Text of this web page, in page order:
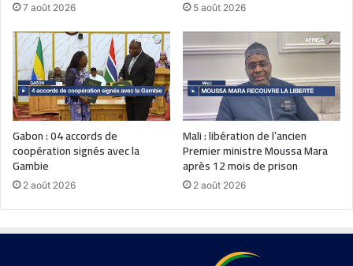
7 août 2026 5 août 2026
Gabon : 04 accords de
coopération signés avec la
Gambie
2 août 2026
Mali : libération de l’ancien
Premier ministre Moussa Mara
après 12 mois de prison
2 août 2026